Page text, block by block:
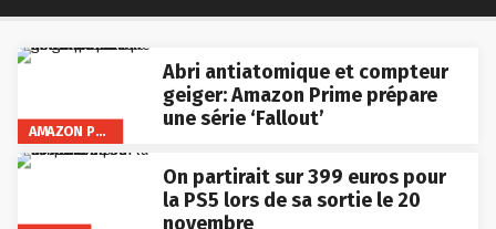
AMAZON PRIME VIDEO
Abri antiatomique et compteur
geiger: Amazon Prime prépare
une série ‘Fallout’
On partirait sur 399 euros pour
la PS5 lors de sa sortie le 20
novembre